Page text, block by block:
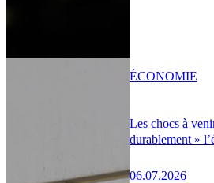
Les chocs à
durablement »
06.07.2026
ÉCONOMIE